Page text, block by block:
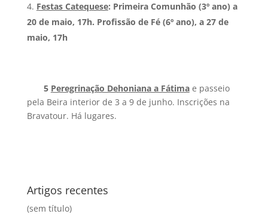
Festas Catequese: Primeira Comunhão (3º ano) a
20 de maio, 17h. Profissão de Fé (6º ano), a 27 de
maio, 17h
5 Peregrinação Dehoniana a Fátimae passeio
pela Beira interior de 3 a 9 de junho. Inscrições na
Bravatour. Há lugares.
Artigos recentes
(sem título)